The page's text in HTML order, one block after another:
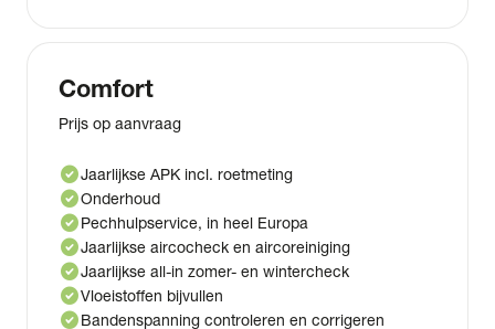
Comfort
Prijs op aanvraag
check_circleJaarlijkse APK incl. roetmeting
check_circleOnderhoud
check_circlePechhulpservice, in heel Europa
check_circleJaarlijkse aircocheck en aircoreiniging
check_circleJaarlijkse all-in zomer- en wintercheck
check_circleVloeistoffen bijvullen
check_circleBandenspanning controleren en corrigeren